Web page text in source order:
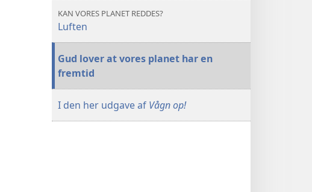
til
til
KAN VORES PLANET REDDES?
Luften
Gud lover at vores planet har en
fremtid
I den her udgave af Vågn op!